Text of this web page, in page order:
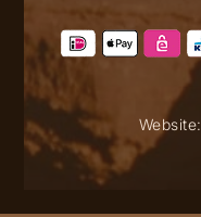
Website: